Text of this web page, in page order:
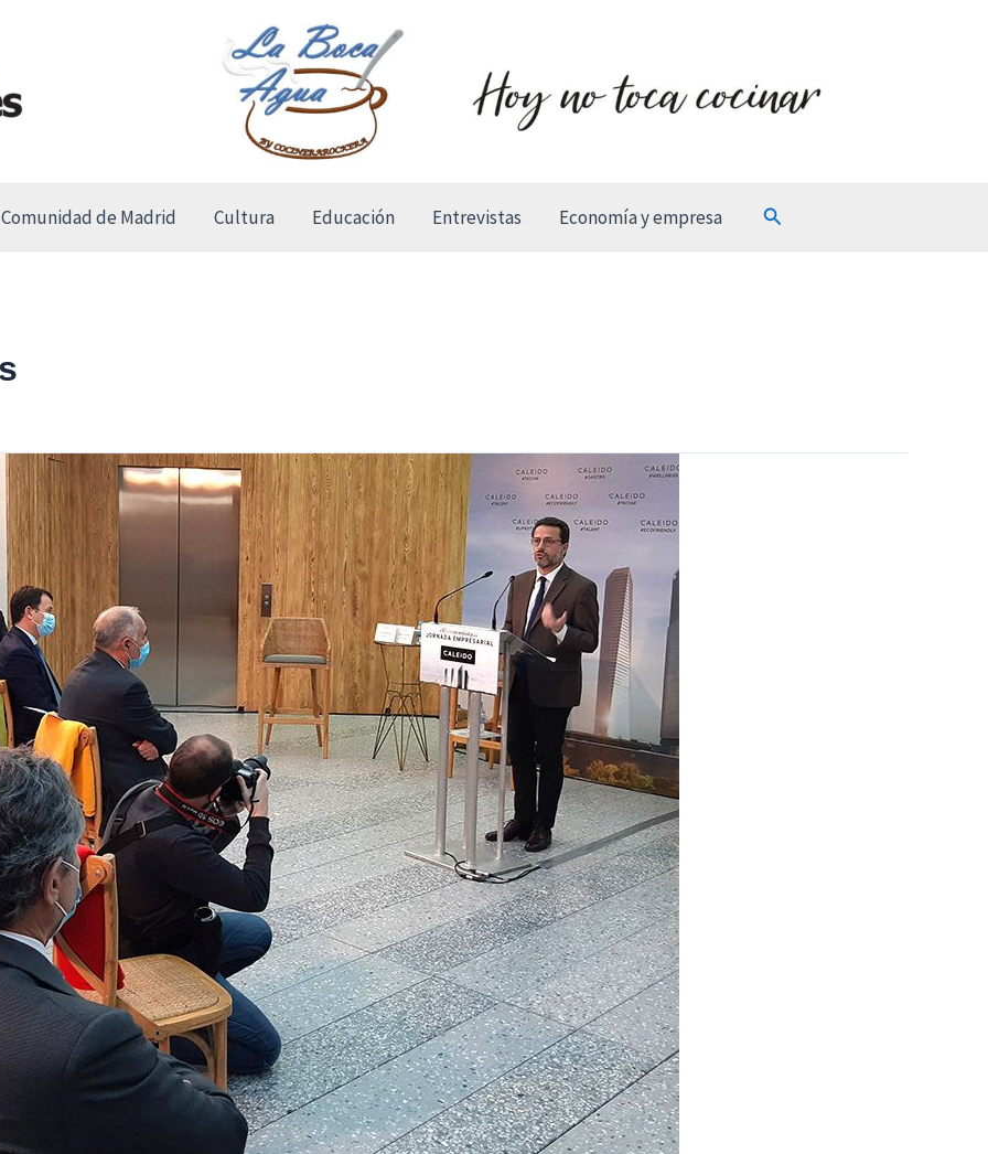
Comunidad de Madrid Cultura Educación Entrevistas Economía y empresa Buscar